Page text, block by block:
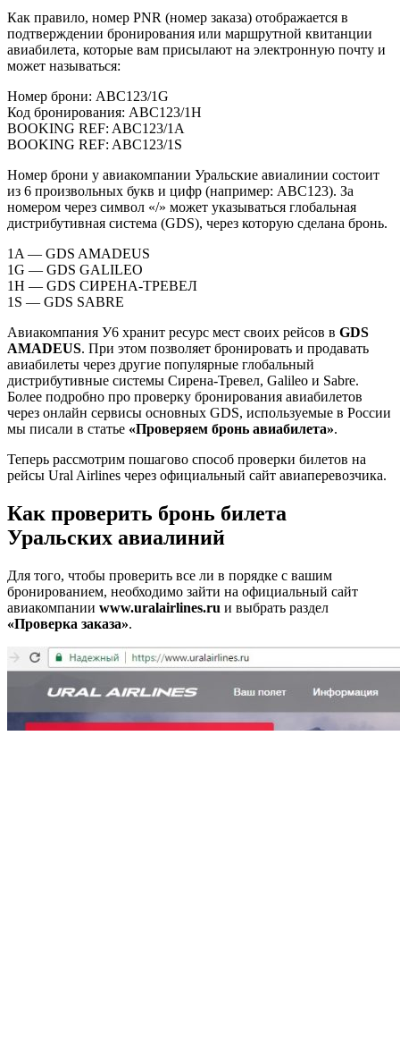
Как правило, номер PNR (номер заказа) отображается в
подтверждении бронирования или маршрутной квитанции
авиабилета, которые вам присылают на электронную почту и
может называться:
Номер брони: ABC123/1G
Код бронирования: ABC123/1H
BOOKING REF: ABC123/1A
BOOKING REF: ABC123/1S
Номер брони у авиакомпании Уральские авиалинии состоит
из 6 произвольных букв и цифр (например: ABC123). За
номером через символ «/» может указываться глобальная
дистрибутивная система (GDS), через которую сделана бронь.
1A — GDS AMADEUS
1G — GDS GALILEO
1H — GDS СИРЕНА-ТРЕВЕЛ
1S — GDS SABRE
Авиакомпания У6 хранит ресурс мест своих рейсов в GDS
AMADEUS. При этом позволяет бронировать и продавать
авиабилеты через другие популярные глобальный
дистрибутивные системы Сирена-Тревел, Galileo и Sabre.
Более подробно про проверку бронирования авиабилетов
через онлайн сервисы основных GDS, используемые в России
мы писали в статье «Проверяем бронь авиабилета».
Теперь рассмотрим пошагово способ проверки билетов на
рейсы Ural Airlines через официальный сайт авиаперевозчика.
Как проверить бронь билета
Уральских авиалиний
Для того, чтобы проверить все ли в порядке с вашим
бронированием, необходимо зайти на официальный сайт
авиакомпании www.uralairlines.ru и выбрать раздел
«Проверка заказа».